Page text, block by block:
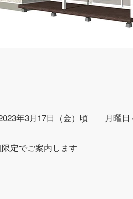
年3月17日（金）頃 月曜日
定でご案内します